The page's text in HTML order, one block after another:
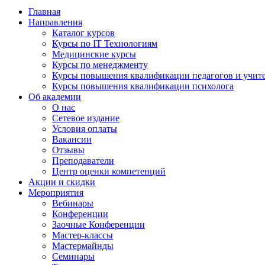
Главная
Направления
Каталог курсов
Курсы по IT Технологиям
Медицинские курсы
Курсы по менеджменту
Курсы повышения квалификации педагогов и
Курсы повышения квалификации психолога
Об академии
О нас
Сетевое издание
Условия оплаты
Вакансии
Отзывы
Преподаватели
Центр оценки компетенций
Акции и скидки
Мероприятия
Вебинары
Конференции
Заочные Конференции
Мастер-классы
Мастермайнды
Семинары